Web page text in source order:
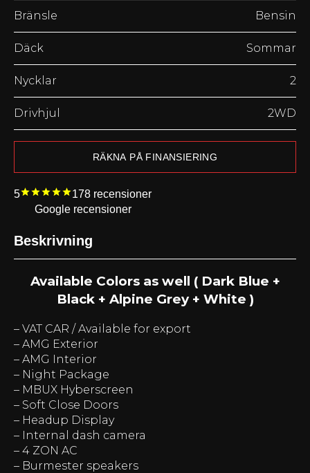
Bränsle Bensin
Däck Sommar
Nycklar 2
Drivhjul 2WD
RÄKNA PÅ FINANSIERING
5 178 recensioner
Google recensioner
Beskrivning
Available Colors as well ( Dark Blue +
Black + Alpine Grey + White )
– VAT CAR / Available for export
– AMG Exterior
– AMG Interior
– Night Package
– MBUX Hyberscreen
– Soft Close Doors
– Headup Display
– Internal dash camera
– 4 ZON AC
– Burmester speakers